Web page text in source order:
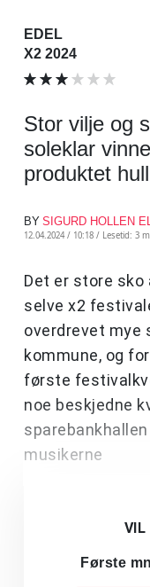
EDEL
X2 2024
Stor vilje og
soleklar
produktet
BY SIGURD HOLLEN
12.04.2024 / 10:18 / Lesetid: 3
Det er store
selve x2
overdrevet mye
kommune, og
første
noe beskjedne
musikerne
VIL
Første